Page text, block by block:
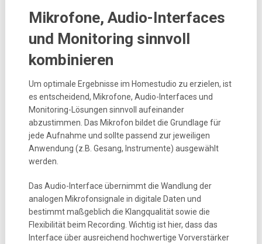
Mikrofone, Audio-Interfaces
und Monitoring sinnvoll
kombinieren
Um optimale Ergebnisse im Homestudio zu erzielen, ist
es entscheidend, Mikrofone, Audio-Interfaces und
Monitoring-Lösungen sinnvoll aufeinander
abzustimmen. Das Mikrofon bildet die Grundlage für
jede Aufnahme und sollte passend zur jeweiligen
Anwendung (z.B. Gesang, Instrumente) ausgewählt
werden.
Das Audio-Interface übernimmt die Wandlung der
analogen Mikrofonsignale in digitale Daten und
bestimmt maßgeblich die Klangqualität sowie die
Flexibilität beim Recording. Wichtig ist hier, dass das
Interface über ausreichend hochwertige Vorverstärker